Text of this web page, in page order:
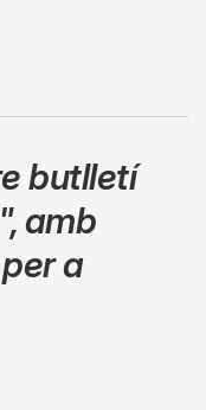
butlletí
,amb
a